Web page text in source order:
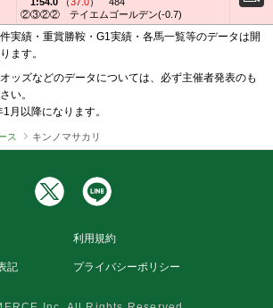
②③②②
テイエムゴールデン(-0.7)
実績・重賞勝鞍・G1実績・各馬一覧等のデータは開
ます。
ッズなどのデータについては、必ず主催者発表のも
い。
月以降になります。
ス キンノマサカリ
利用規約
記 プライバシーポリシー